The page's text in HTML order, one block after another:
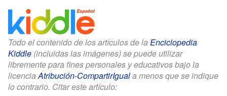
Todo el contenido de los artículos de la Enciclopedia
Kiddle (incluidas las imágenes) se puede utilizar
libremente para fines personales y educativos bajo la
licenciaAtribución-CompartirIguala menos que se indique
lo contrario. Citar este artículo: